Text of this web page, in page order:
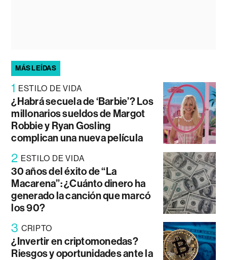
MÁS LEÍDAS
1 ESTILO DE VIDA
¿Habrá secuela de ‘Barbie’? Los
millonarios sueldos de Margot
Robbie y Ryan Gosling
complican una nueva película
2 ESTILO DE VIDA
30 años del éxito de “La
Macarena”: ¿Cuánto dinero ha
generado la canción que marcó
los 90?
3 CRIPTO
¿Invertir en criptomonedas?
Riesgos y oportunidades ante la